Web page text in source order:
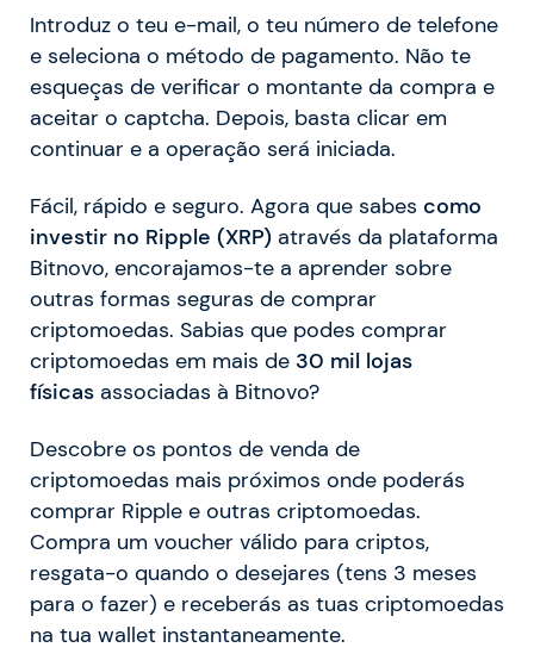
Introduz o teu e-mail, o teu número de telefone
e seleciona o método de pagamento. Não te
esqueças de verificar o montante da compra e
aceitar o captcha. Depois, basta clicar em
continuar e a operação será iniciada.
Fácil, rápido e seguro. Agora que sabes como
investir no Ripple (XRP) através da plataforma
Bitnovo, encorajamos-te a aprender sobre
outras formas seguras de comprar
criptomoedas. Sabias que podes comprar
criptomoedas em mais de 30 mil lojas
físicas associadas à Bitnovo?
Descobre os pontos de venda de
criptomoedas mais próximos onde poderás
comprar Ripple e outras criptomoedas.
Compra um voucher válido para criptos,
resgata-o quando o desejares (tens 3 meses
para o fazer) e receberás as tuas criptomoedas
na tua wallet instantaneamente.